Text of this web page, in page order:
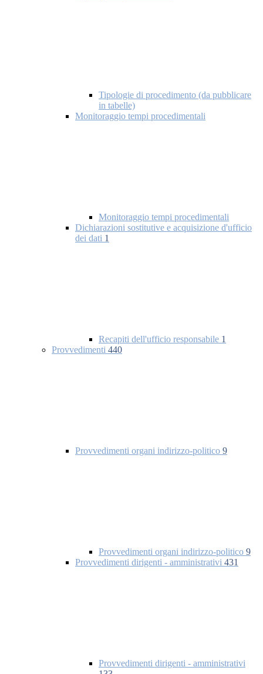
Tipologie di procedimento (da pubblicare
in tabelle)
Monitoraggio tempi procedimentali
Monitoraggio tempi procedimentali
Dichiarazioni sostitutive e acquisizione d'ufficio
dei dati 1
Recapiti dell'ufficio responsabile 1
Provvedimenti 440
Provvedimenti organi indirizzo-politico 9
Provvedimenti organi indirizzo-politico 9
Provvedimenti dirigenti - amministrativi 431
Provvedimenti dirigenti - amministrativi